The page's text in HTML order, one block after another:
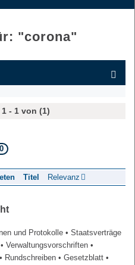
"corona"
- 1 von (1)
Titel Relevanz
und Protokolle • Staatsverträge
• Verwaltungsvorschriften •
• Rundschreiben • Gesetzblatt •